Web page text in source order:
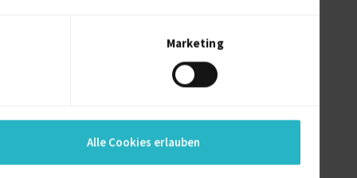
Marketing
Alle Cookies erlauben
Referenzen
auf Anfrage
Berlin Deutschland